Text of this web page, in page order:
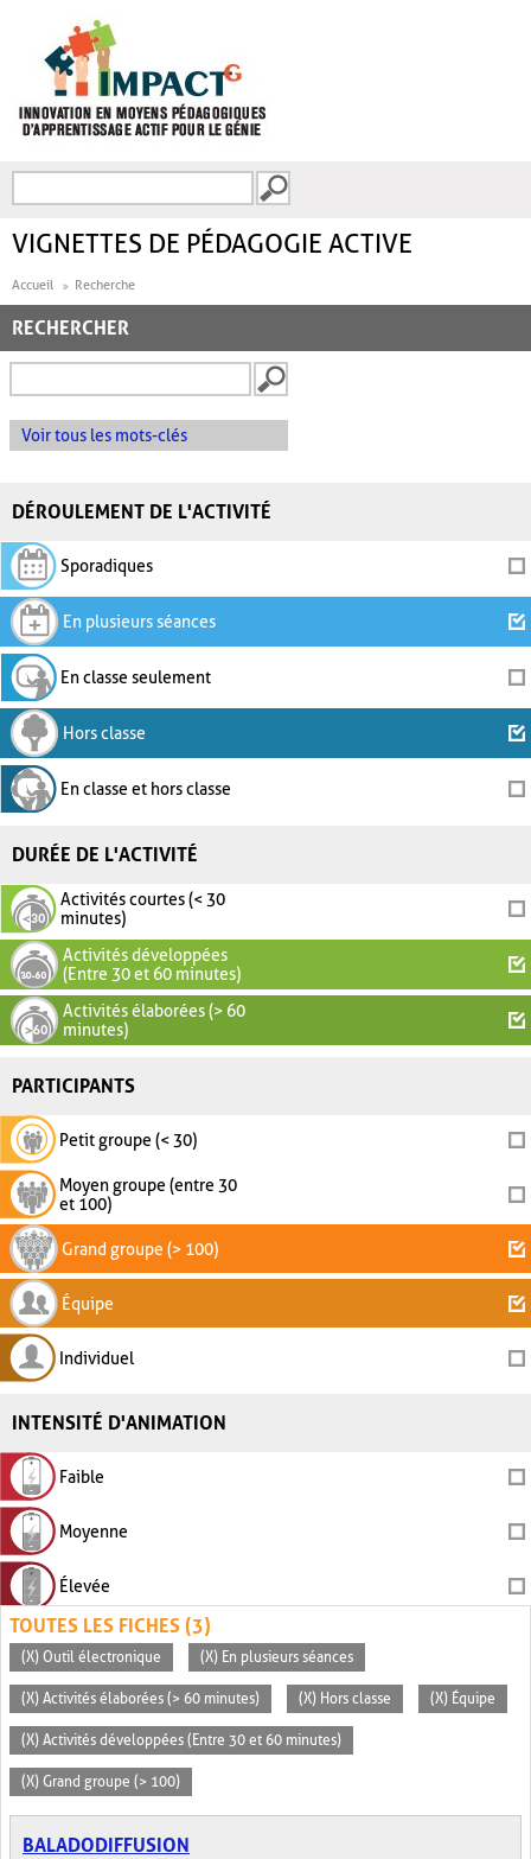
FORMULAIRE DE
VIGNETTES DE PÉDAGOGIE ACTIVE
Accueil Recherche
RECHERCHER
Voir tous les mots-clés
DÉROULEMENT DE L'ACTIVITÉ
Sporadiques
En plusieurs séances
En classe seulement
Hors classe
En classe et hors classe
DURÉE DE L'ACTIVITÉ
Activités courtes (< 30
minutes)
Activités développées
(Entre 30 et 60 minutes)
Activités élaborées (> 60
minutes)
PARTICIPANTS
Petit groupe (< 30)
Moyen groupe (entre 30
et 100)
Grand groupe (> 100)
Équipe
Individuel
INTENSITÉ D'ANIMATION
Faible
Moyenne
Élevée
TOUTES LES FICHES (3)
(X) Outil électronique (X) En plusieurs séances
(X) Activités élaborées (> 60 minutes) (X) Hors classe (X) Équipe
(X) Activités développées (Entre 30 et 60 minutes)
(X) Grand groupe (> 100)
BALADODIFFUSION